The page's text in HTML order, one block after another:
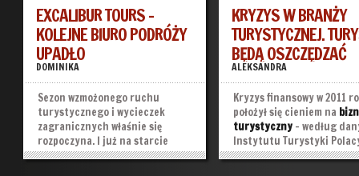
EXCALIBUR TOURS –
KOLEJNE BIURO PODRÓŻY
UPADŁO
DOMINIKA
Sezon wzmożonego ruchu
turystycznego i wycieczek
zagranicznych właśnie się
rozpoczyna. I już na starcie
witany jest bankructwem
KRYZYS W BRANŻY
TURYSTYCZNEJ.
BĘDĄ OSZCZĘDZAĆ
ALEKSANDRA
Kryzys finansowy w 2011
położył się cieniem na
turystyczny – według
Instytutu Turystyki
rezygnują z długich